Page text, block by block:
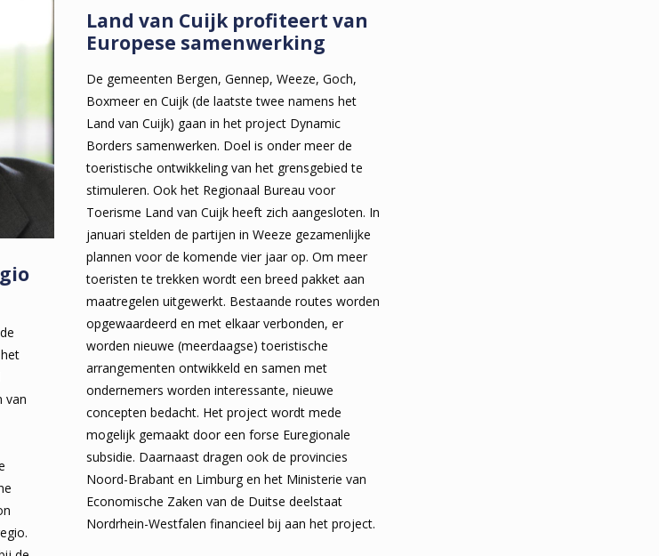
van
Land van Cuijk profiteert van
Europese samenwerking
De gemeenten Bergen, Gennep, Weeze, Goch,
Boxmeer en Cuijk (de laatste twee namens het
Land van Cuijk) gaan in het project Dynamic
Borders samenwerken. Doel is onder meer de
toeristische ontwikkeling van het grensgebied te
stimuleren. Ook het Regionaal Bureau voor
Toerisme Land van Cuijk heeft zich aangesloten. In
januari stelden de partijen in Weeze gezamenlijke
plannen voor de komende vier jaar op. Om meer
toeristen te trekken wordt een breed pakket aan
maatregelen uitgewerkt. Bestaande routes worden
opgewaardeerd en met elkaar verbonden, er
worden nieuwe (meerdaagse) toeristische
arrangementen ontwikkeld en samen met
ondernemers worden interessante, nieuwe
concepten bedacht. Het project wordt mede
mogelijk gemaakt door een forse Euregionale
subsidie. Daarnaast dragen ook de provincies
Noord-Brabant en Limburg en het Ministerie van
Economische Zaken van de Duitse deelstaat
Nordrhein-Westfalen financieel bij aan het project.